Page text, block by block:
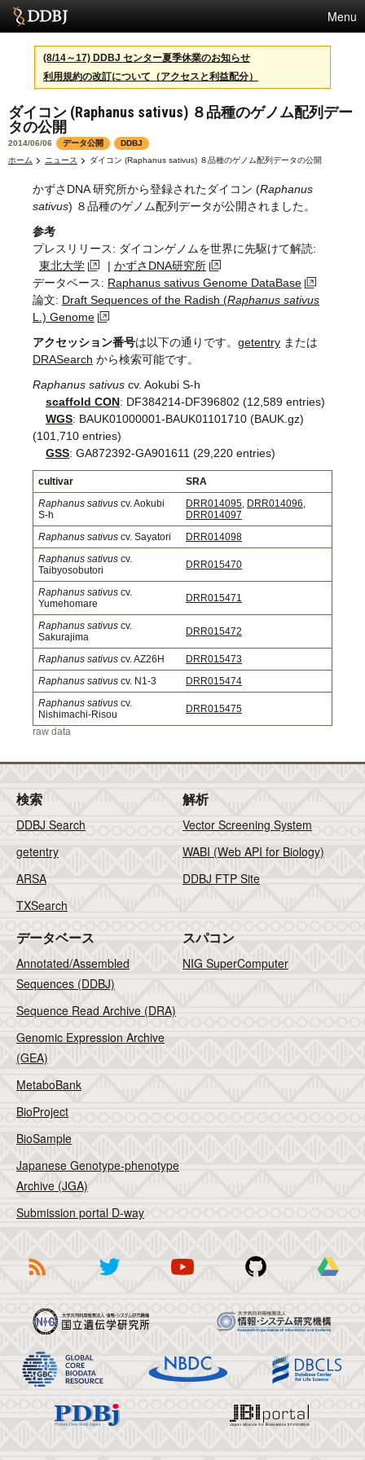
Menu
サービス
スパコン
統計
活動
利用規約
問合せ
English
(8/14～17) DDBJ センター夏季休業のお知らせ
利用規約の改訂について（アクセスと利益配分）
ダイコン (Raphanus sativus) ８品種のゲノム配列デー
タの公開
2014/06/06 データ公開
DDBJ
ホーム
ニュース ダイコン (Raphanus sativus) ８品種のゲノム配列データの公開
かずさDNA 研究所から登録されたダイコン (Raphanus
sativus) ８品種のゲノム配列データが公開されました。
参考
プレスリリース: ダイコンゲノムを世界に先駆けて解読:
東北大学
| かずさDNA研究所
データベース: Raphanus sativus Genome DataBase
論文: Draft Sequences of the Radish (Raphanus sativus
L.) Genome
アクセッション番号は以下の通りです。 getentry または
DRASearch から検索可能です。
Raphanus sativus cv. Aokubi S-h
scaffold CON: DF384214-DF396802 (12,589 entries)
WGS: BAUK01000001-BAUK01101710 (BAUK.gz)
(101,710 entries)
GSS: GA872392-GA901611 (29,220 entries)
raw data
cultivar
SRA
Raphanus sativus cv. Aokubi
S-h
DRR014095, DRR014096,
DRR014097
Raphanus sativus cv. Sayatori
DRR014098
Raphanus sativus cv.
Taibyosobutori
DRR015470
Raphanus sativus cv.
Yumehomare
DRR015471
Raphanus sativus cv.
Sakurajima
DRR015472
Raphanus sativus cv. AZ26H
DRR015473
Raphanus sativus cv. N1-3
DRR015474
Raphanus sativus cv.
Nishimachi-Risou
DRR015475
検索
DDBJ Search
getentry
ARSA
TXSearch
解析
Vector Screening System
WABI (Web API for Biology)
DDBJ FTP Site
データベース
Annotated/Assembled
Sequences (DDBJ)
Sequence Read Archive (DRA)
Genomic Expression Archive
(GEA)
MetaboBank
BioProject
BioSample
Japanese Genotype-phenotype
Archive (JGA)
Submission portal D-way
スパコン
NIG SuperComputer